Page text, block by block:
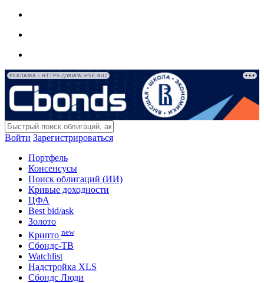
РЕКЛАМА • HTTPS://WWW.HSE.RU/
Войти Зарегистрироваться
Портфель
Консенсусы
Поиск облигаций (ИИ)
Кривые доходности
ЦФА
Best bid/ask
Золото
Крипто new
Сбондс-ТВ
Watchlist
Надстройка XLS
Сбондс Люди